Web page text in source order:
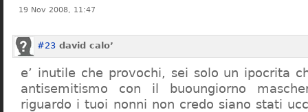
19 Nov 2008, 11:47
#23 david calo’
e’ inutile che provochi, sei solo un ipocrita
antisemitismo con il buoungiorno
riguardo i tuoi nonni non credo siano stati